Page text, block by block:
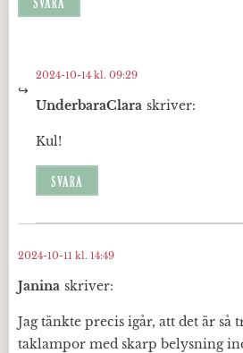
UnderbaraClara skriver:
2024-10-14 kl. 09:29
Kul!
SVARA
Janina skriver:
2024-10-11 kl. 14:49
Jag tänkte precis igår, att det är så
taklampor med skarp belysning